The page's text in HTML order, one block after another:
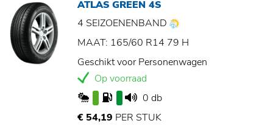
ATLAS GREEN 4S
4 SEIZOENENBAND
MAAT: 165/60 R14 79 H
Geschikt voor Personenwagen
Op voorraad
0 db
€ 54,19 PER STUK